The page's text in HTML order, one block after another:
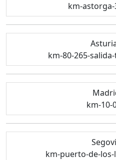
km-astorga-
km-80-265-
km-10-
km-puerto-de-los-